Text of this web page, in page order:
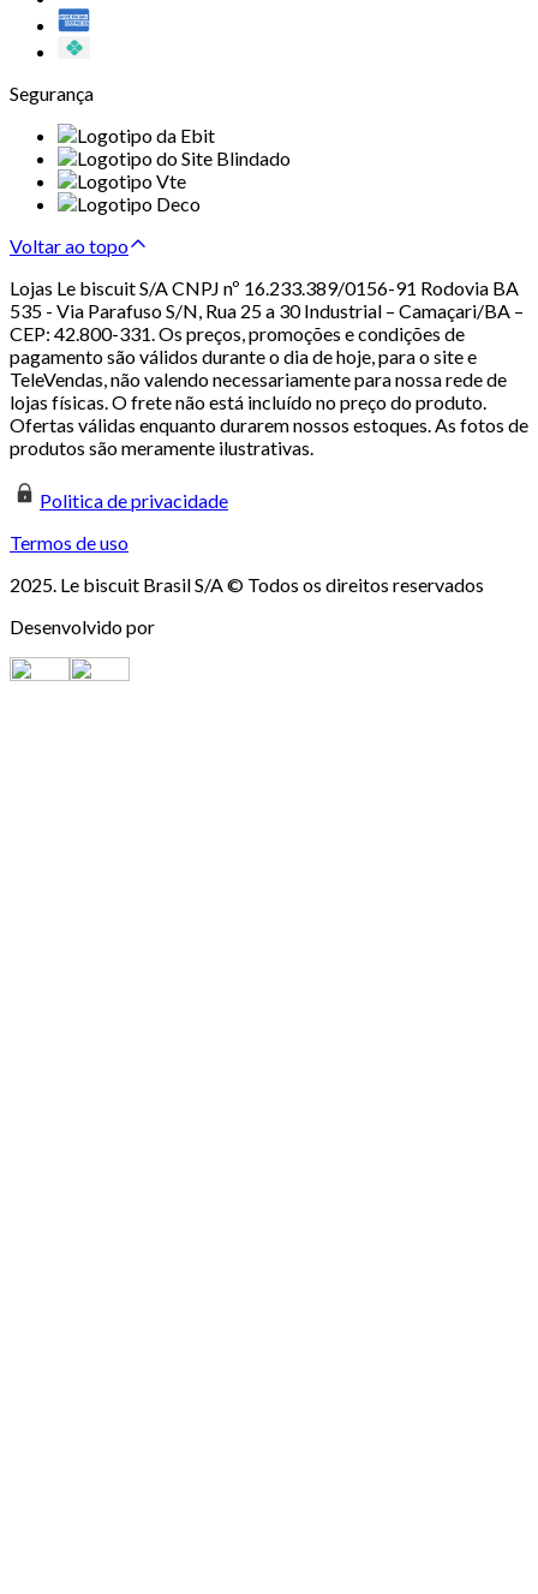
Segurança
Voltar ao topo
Lojas Le biscuit S/A CNPJ nº 16.233.389/0156-91 Rodovia BA
535 - Via Parafuso S/N, Rua 25 a 30 Industrial – Camaçari/BA –
CEP: 42.800-331. Os preços, promoções e condições de
pagamento são válidos durante o dia de hoje, para o site e
TeleVendas, não valendo necessariamente para nossa rede de
lojas físicas. O frete não está incluído no preço do produto.
Ofertas válidas enquanto durarem nossos estoques. As fotos de
produtos são meramente ilustrativas.
Politica de privacidade
Termos de uso
2025. Le biscuit Brasil S/A © Todos os direitos reservados
Desenvolvido por